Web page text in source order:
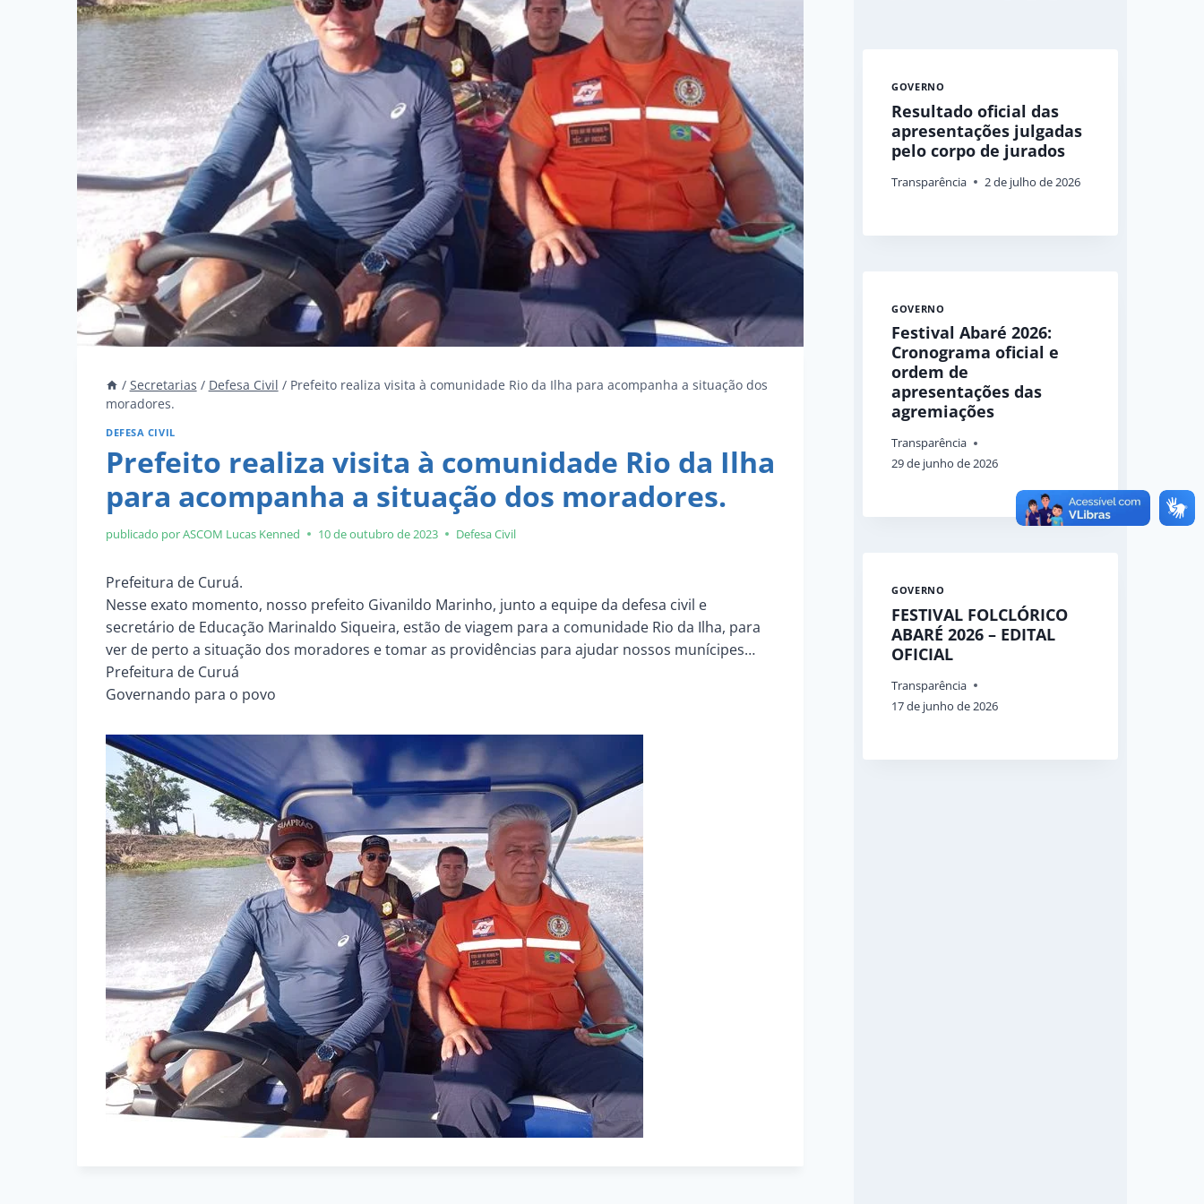
/ Secretarias / Defesa Civil / Prefeito realiza visita à comunidade Rio da Ilha para acompanha a situação dos
moradores.
DEFESA CIVIL
Prefeito realiza visita à comunidade Rio da Ilha
para acompanha a situação dos moradores.
publicado por ASCOM Lucas Kenned 10 de outubro de 2023 Defesa Civil
Prefeitura de Curuá.
Nesse exato momento, nosso prefeito Givanildo Marinho, junto a equipe da defesa civil e
secretário de Educação Marinaldo Siqueira, estão de viagem para a comunidade Rio da Ilha, para
ver de perto a situação dos moradores e tomar as providências para ajudar nossos munícipes…
Prefeitura de Curuá
Governando para o povo
GOVERNO
Resultado oficial das
apresentações julgadas
pelo corpo de jurados
Transparência 2 de julho de 2026
GOVERNO
Festival Abaré 2026:
Cronograma oficial e
ordem de
apresentações das
agremiações
Transparência
29 de junho de 2026
GOVERNO
FESTIVAL FOLCLÓRICO
ABARÉ 2026 – EDITAL
OFICIAL
Transparência
17 de junho de 2026